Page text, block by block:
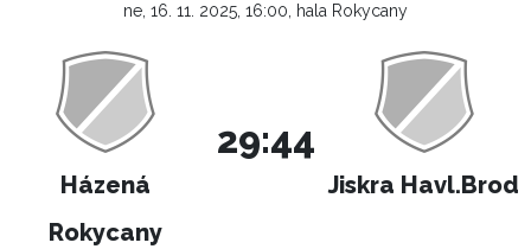
ne, 16. 11. 2025, 16:00, hala Rokycany
Házená
Rokycany
29:44
Jiskra Havl.Brod